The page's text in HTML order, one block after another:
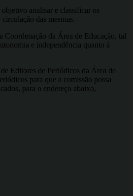
objetivo analisar e classificar os
das mesmas.
Coordenação da Área de Educação, tal
e independência quanto à
Editores de Periódicos da Área de
para que a comissão possa
para o endereço abaixo,